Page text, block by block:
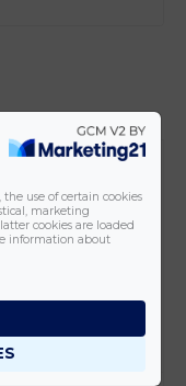
use of certain cookies
marketing
cookies are loaded
information about